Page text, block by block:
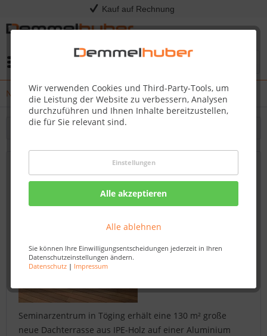
Kauf auf Rechnung
Wir verwenden Cookies und Third-Party-Tools, um
die Leistung der Website zu verbessern, Analysen
durchzuführen und Ihnen Inhalte bereitzustellen,
die für Sie relevant sind.
Einstellungen
Alle akzeptieren
Alle ablehnen
Sie können Ihre Einwilligungsentscheidungen jederzeit in Ihren
Datenschutzeinstellungen ändern.
Datenschutz| Impressum
News
Filtern
Neue 130 m² Dachterrasse aus Holz
Seminarzentrum in Töging erhält eine 130 m² große
neue Dachterrasse aus IPE-Holz auf einer Aluminium